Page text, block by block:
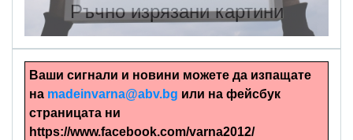
Ръчно изрязани картини
Ваши сигнали и новини можете да изпащате
на madeinvarna@abv.bg или на фейсбук
страницата ни
https://www.facebook.com/varna2012/